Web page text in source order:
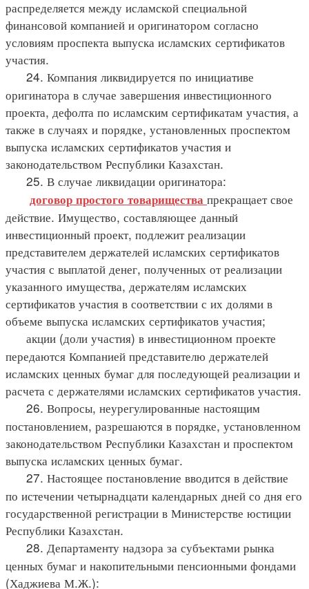
распределяется между исламской специальной
финансовой компанией и оригинатором согласно
условиям проспекта выпуска исламских сертификатов
участия.
24. Компания ликвидируется по инициативе
оригинатора в случае завершения инвестиционного
проекта, дефолта по исламским сертификатам участия, а
также в случаях и порядке, установленных проспектом
выпуска исламских сертификатов участия и
законодательством Республики Казахстан.
25. В случае ликвидации оригинатора:
договор простого товарищества прекращает свое
действие. Имущество, составляющее данный
инвестиционный проект, подлежит реализации
представителем держателей исламских сертификатов
участия с выплатой денег, полученных от реализации
указанного имущества, держателям исламских
сертификатов участия в соответствии с их долями в
объеме выпуска исламских сертификатов участия;
акции (доли участия) в инвестиционном проекте
передаются Компанией представителю держателей
исламских ценных бумаг для последующей реализации и
расчета с держателями исламских сертификатов участия.
26. Вопросы, неурегулированные настоящим
постановлением, разрешаются в порядке, установленном
законодательством Республики Казахстан и проспектом
выпуска исламских ценных бумаг.
27. Настоящее постановление вводится в действие
по истечении четырнадцати календарных дней со дня его
государственной регистрации в Министерстве юстиции
Республики Казахстан.
28. Департаменту надзора за субъектами рынка
ценных бумаг и накопительными пенсионными фондами
(Хаджиева М.Ж.):